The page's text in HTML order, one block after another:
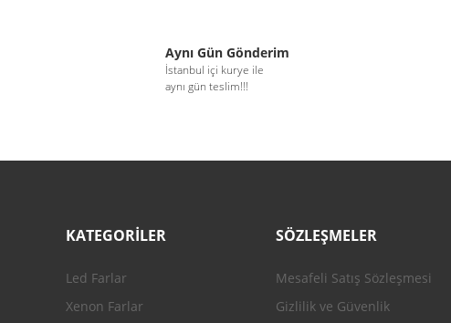
Aynı Gün Gönderim
İstanbul içi kurye ile
aynı gün teslim!!!
KATEGORİLER
Led Farlar
Xenon Farlar
SÖZLEŞMELER
Mesafeli Satış Sözleşmesi
Gizlilik ve Güvenlik